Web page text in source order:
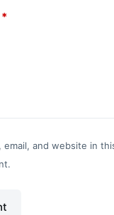
email, and website in